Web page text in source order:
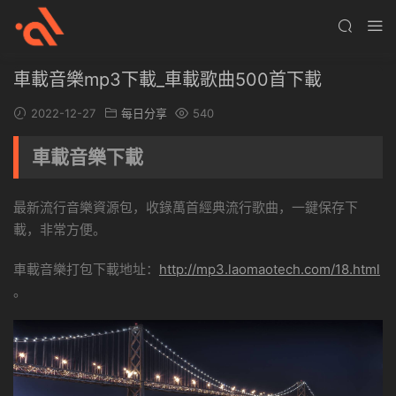
車載音樂mp3下載_車載歌曲500首下載
2022-12-27 每日分享 540
車載音樂下載
最新流行音樂資源包，收錄萬首經典流行歌曲，一鍵保存下
載，非常方便。
車載音樂打包下載地址： http://mp3.laomaotech.com/18.html
。